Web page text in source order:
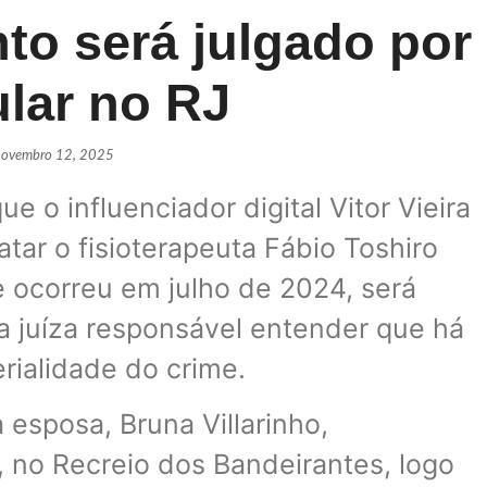
será julgado por
no RJ
12, 2025
o influenciador digital Vitor Vieira
o fisioterapeuta Fábio Toshiro
ocorreu em julho de 2024, será
juíza responsável entender que há
do crime.
Bruna Villarinho,
Recreio dos Bandeirantes, logo